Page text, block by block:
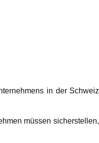
in der Schweiz
müssen sicherstellen,